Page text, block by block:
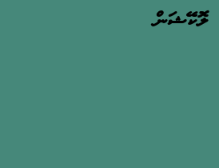
ލޮކޭޝަން